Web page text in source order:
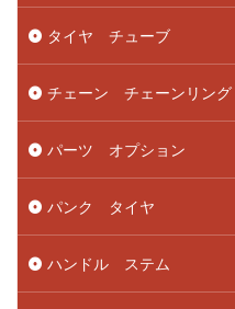
タイヤ チューブ
チェーン チェーンリング
パーツ オプション
パンク タイヤ
ハンドル ステム